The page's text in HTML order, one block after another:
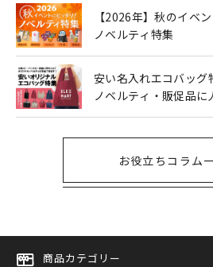
【2026年】秋のイベ
ノベルティ特集
安い名入れエコバッグ
ノベルティ・販促品
お役立ちコラム
商品カテゴリー